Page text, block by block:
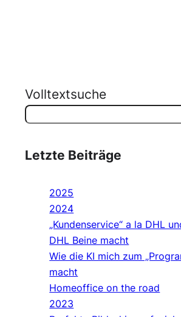
Volltextsuche
Letzte Beiträge
2025
2024
„Kundenservice“ a la DHL
DHL Beine macht
Wie die KI mich zum
macht
Homeoffice on the road
2023